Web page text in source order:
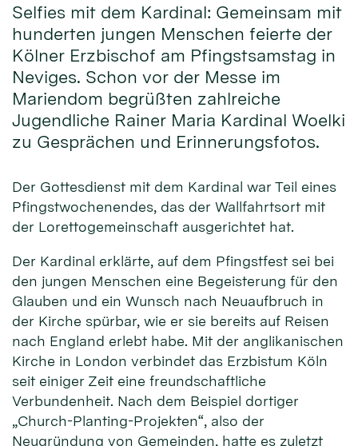
Selfies mit dem Kardinal: Gemeinsam mit
hunderten jungen Menschen feierte der
Kölner Erzbischof am Pfingstsamstag in
Neviges. Schon vor der Messe im
Mariendom begrüßten zahlreiche
Jugendliche Rainer Maria Kardinal Woelki
zu Gesprächen und Erinnerungsfotos.
Der Gottesdienst mit dem Kardinal war Teil eines
Pfingstwochenendes, das der Wallfahrtsort mit
der Lorettogemeinschaft ausgerichtet hat.
Der Kardinal erklärte, auf dem Pfingstfest sei bei
den jungen Menschen eine Begeisterung für den
Glauben und ein Wunsch nach Neuaufbruch in
der Kirche spürbar, wie er sie bereits auf Reisen
nach England erlebt habe. Mit der anglikanischen
Kirche in London verbindet das Erzbistum Köln
seit einiger Zeit eine freundschaftliche
Verbundenheit. Nach dem Beispiel dortiger
„Church-Planting-Projekten“, also der
Neugründung von Gemeinden, hatte es zuletzt